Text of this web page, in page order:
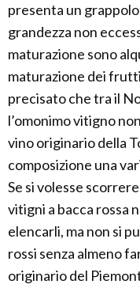
presenta un
grandezza non
maturazione sono
maturazione dei
precisato che tra il
l’omonimo vitigno
vino originario della
composizione una
Se si volesse
vitigni a bacca rossa
elencarli, ma non si
rossi senza almeno
originario del